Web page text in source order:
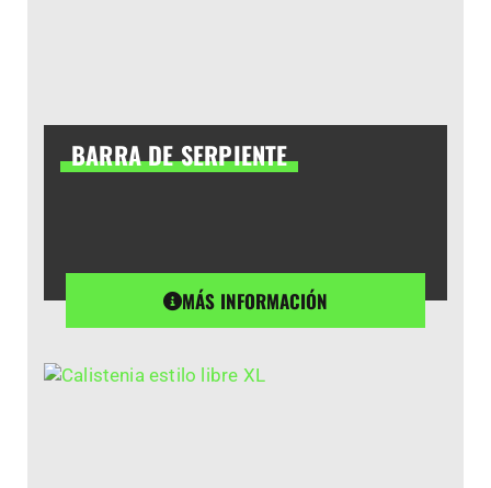
BARRA DE SERPIENTE
MÁS INFORMACIÓN